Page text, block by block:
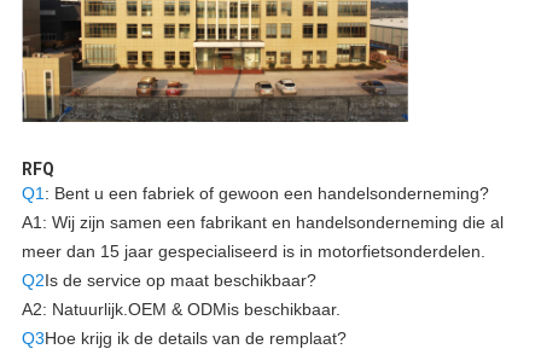
RFQ
Q1 : Bent u een fabriek of gewoon een handelsonderneming?
A1: Wij zijn samen een fabrikant en handelsonderneming die al
meer dan 15 jaar gespecialiseerd is in motorfietsonderdelen.
Q2Is de service op maat beschikbaar?
A2: Natuurlijk. OEM & ODMis beschikbaar.
Q3Hoe krijg ik de details van de remplaat?